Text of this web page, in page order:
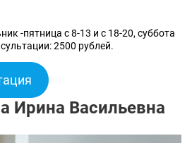
-пятница с 8-13 и с 18-20, суббота
2500 рублей.
Ирина Васильевна